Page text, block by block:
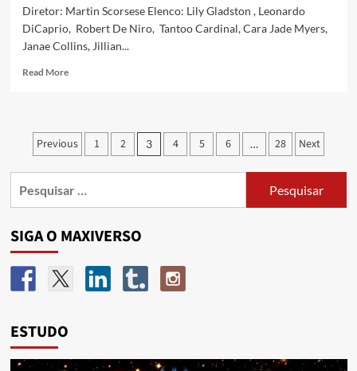
Diretor: Martin Scorsese Elenco: Lily Gladston , Leonardo
DiCaprio, Robert De Niro, Tantoo Cardinal, Cara Jade Myers,
Janae Collins, Jillian...
Read More
Previous 1 2 3 4 5 6 … 28 Next
SIGA O MAXIVERSO
ESTUDO